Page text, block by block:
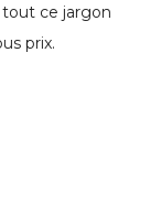
tout ce jargon
prix.